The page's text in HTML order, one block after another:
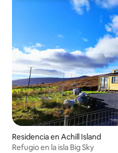
Residencia en Achill Island
Refugio en la isla Big Sky